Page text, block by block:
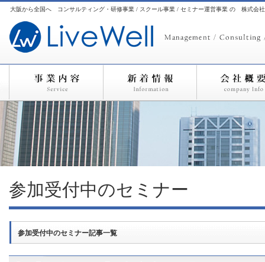
大阪から全国へ コンサルティング・研修事業 / スクール事業 / セミナー運営事業 の 株式会
参加受付中のセミナー
参加受付中のセミナー記事一覧